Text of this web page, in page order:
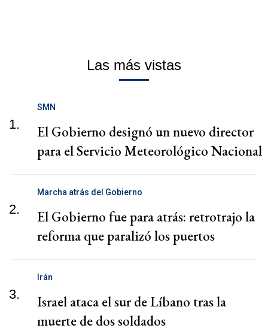
Las más vistas
1.
SMN
El Gobierno designó un nuevo director
para el Servicio Meteorológico Nacional
2.
Marcha atrás del Gobierno
El Gobierno fue para atrás: retrotrajo la
reforma que paralizó los puertos
3.
Irán
Israel ataca el sur de Líbano tras la
muerte de dos soldados